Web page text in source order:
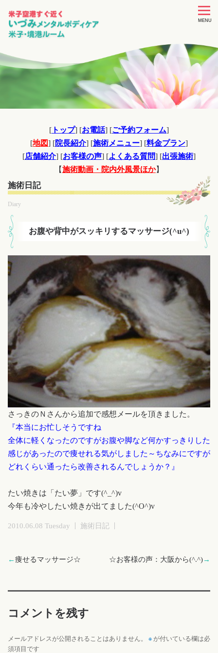
toggle
MENU
[ トップ] [お電話] [ご予約フォーム]
[地図] [院長紹介] [施術メニュー] [料金プラン]
[店舗紹介] [お客様の声] [よくある質問] [出張施術]
【施術動画・院内外風景ほか】
施術日記
Diary
お腹や背中がスッキリするマッサージ(^u^)
さっきのＮさんから追加で感想メールを頂きました。
『本当にお忙しそうですね
全体に軽くなったのですがお腹や脚など何かすっきりした
感じがあったので痩せれる気がしました～ちなみにですが
どれくらい通ったら改善されるんでしょうか？』
たい焼きは「たい夢」です(^_^)v
今年も冷やしたい焼きが出てました(^O^)v
2010.06.08 Tuesday 施術日記
←痩せるマッサージ☆ ☆お客様の声：大阪から(^.^)→
コメントを残す
メールアドレスが公開されることはありません。 ※ が付いている欄は必
須項目です